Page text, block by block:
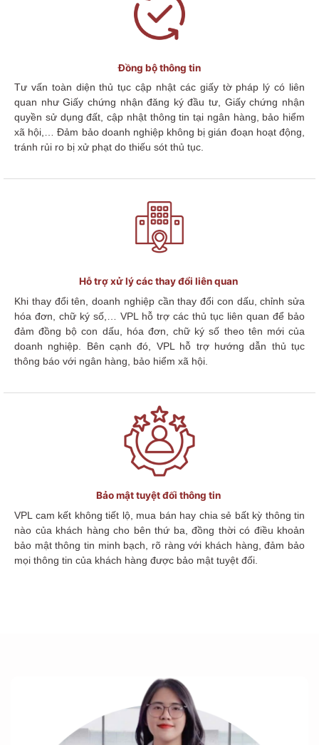
Đồng bộ thông tin
Tư vấn toàn diện thủ tục cập nhật các giấy tờ pháp lý có liên
quan như Giấy chứng nhận đăng ký đầu tư, Giấy chứng nhận
quyền sử dụng đất, cập nhật thông tin tại ngân hàng, bảo hiểm
xã hội,… Đảm bảo doanh nghiệp không bị gián đoạn hoạt động,
tránh rủi ro bị xử phạt do thiếu sót thủ tục.
Hỗ trợ xử lý các thay đổi liên quan
Khi thay đổi tên, doanh nghiệp cần thay đổi con dấu,chỉnh sửa
hóa đơn, chữ ký số, … VPL hỗ trợ các thủ tục liên quan để bảo
đảm đồng bộcon dấu, hóa đơn, chữ ký số theo tên mới của
doanh nghiệp. Bên cạnh đó, VPL hỗ trợ hướng dẫn thủ tục
thông báo với ngân hàng, bảo hiểm xã hội.
Bảo mật tuyệt đối thông tin
VPL cam kết không tiết lộ, mua bán hay chia sẻ bất kỳ thông tin
nào của khách hàng cho bên thứ ba, đồng thời có điều khoản
bảo mật thông tin minh bạch, rõ ràng với khách hàng, đảm bảo
mọi thông tin của khách hàng được bảo mật tuyệt đối.